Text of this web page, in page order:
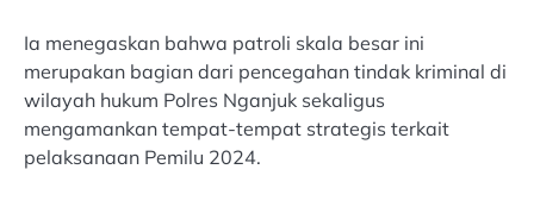
Ia menegaskan bahwa patroli skala besar ini
merupakan bagian dari pencegahan tindak kriminal di
wilayah hukum Polres Nganjuk sekaligus
mengamankan tempat-tempat strategis terkait
pelaksanaan Pemilu 2024.